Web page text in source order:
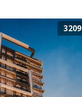
3209